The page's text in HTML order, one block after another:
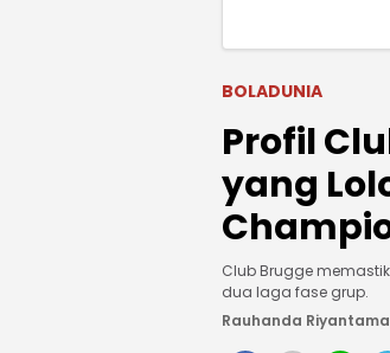
BOLADUNIA
Profil
yang
Club Brugge
dua laga fase grup.
Rauhanda Riyantama